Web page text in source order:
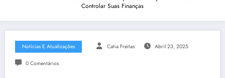
Controlar Suas Finanças
Notícias E Atualizações Catia Freitas Abril 23, 2025
0 Comentários